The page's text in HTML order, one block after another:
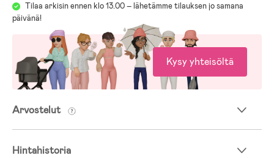
Tilaa arkisin ennen klo 13.00 – lähetämme tilauksen jo samana
päivänä!
Kysy yhteisöltä
Arvostelut
Hintahistoria